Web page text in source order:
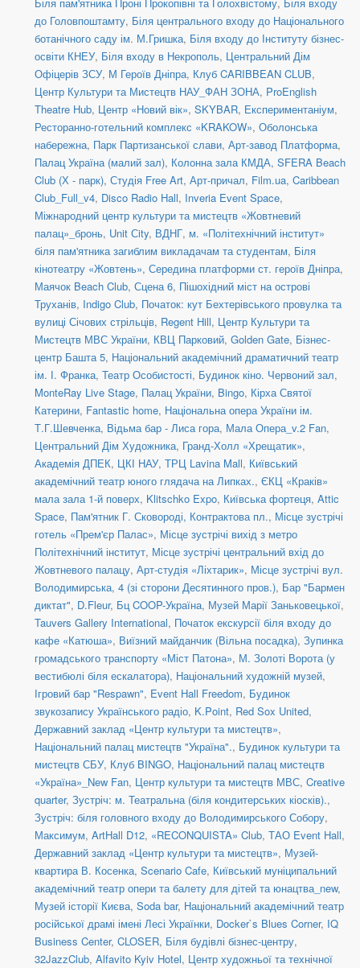
Біля пам'ятника Проні Прокопівні та Голохвістому, Біля входу
до Головпоштамту, Біля центрального входу до Національного
ботанічного саду ім. М.Гришка, Біля входу до Інституту бізнес-
освіти КНЕУ, Біля входу в Некрополь, Центральний Дім
Офіцерів ЗСУ, М Героїв Дніпра, Клуб CARIBBEAN CLUB,
Центр Культури та Мистецтв НАУ_ФАН ЗОНА, ProEnglish
Theatre Hub, Центр «Новий вік», SKYBAR, Експериментаніум,
Ресторанно-готельний комплекс «KRAKOW», Оболонська
набережна, Парк Партизанської слави, Арт-завод Платформа,
Палац Україна (малий зал), Колонна зала КМДА, SFERA Beach
Club (Х - парк), Студія Free Art, Арт-причал, Film.ua, Caribbean
Club_Full_v4, Disco Radio Hall, Inveria Event Space,
Міжнародний центр культури та мистецтв «Жовтневий
палац»_бронь, Unit Сity, ВДНГ, м. «Політехнічний інститут»
біля пам'ятника загиблим викладачам та студентам, Біля
кінотеатру «Жовтень», Середина платформи ст. героїв Дніпра,
Маячок Beach Club, Сцена 6, Пішохідний міст на острові
Труханів, Indigo Club, Початок: кут Бехтерівського провулка та
вулиці Січових стрільців, Regent Hill, Центр Культури та
Мистецтв МВС України, КВЦ Парковий, Golden Gate, Бізнес-
центр Башта 5, Національний академічний драматичний театр
ім. І. Франка, Театр Особистості, Будинок кіно. Червоний зал,
MonteRay Live Stage, Палац України, Bingo, Кірха Святої
Катерини, Fantastic home, Національна опера України ім.
Т.Г.Шевченка, Відьма бар - Лиса гора, Мала Опера_v.2 Fan,
Центральний Дім Художника, Гранд-Холл «Хрещатик»,
Академія ДПЕК, ЦКІ НАУ, ТРЦ Lavina Mall, Київський
академічний театр юного глядача на Липках., ЄКЦ «Краків»
мала зала 1-й поверх, Klitschko Expo, Київська фортеця, Attic
Space, Пам'ятник Г. Сковороді, Контрактова пл., Місце зустрічі
готель «Прем'єр Палас», Місце зустрічі вихід з метро
Політехнічний інститут, Місце зустрічі центральний вхід до
Жовтневого палацу, Арт-студія «Ліхтарик», Місце зустрічі вул.
Володимирська, 4 (зі сторони Десятинного пров.), Бар "Бармен
диктат", D.Fleur, Бц COOP-Україна, Музей Марії Заньковецької,
Tauvers Gallery International, Початок екскурсії біля входу до
кафе «Катюша», Виїзний майданчик (Вільна посадка), Зупинка
громадського транспорту «Міст Патона», М. Золоті Ворота (у
вестибюлі біля ескалатора), Національний художній музей,
Ігровий бар "Respawn", Event Hall Freedom, Будинок
звукозапису Українського радіо, K.Point, Red Sox United,
Державний заклад «Центр культури та мистецтв»,
Національний палац мистецтв "Україна"., Будинок культури та
мистецтв СБУ, Клуб BINGO, Національний палац мистецтв
«Україна»_New Fan, Центр культури та мистецтв МВС, Creative
quarter, Зустріч: м. Театральна (біля кондитерських кіосків).,
Зустріч: біля головного входу до Володимирського Собору,
Максимум, ArtHall D12, «RECONQUISTA» Club, ТАО Event Hall,
Державний заклад «Центр культури та мистецтв», Музей-
квартира В. Косенка, Scenario Cafe, Київський муніципальний
академічний театр опери та балету для дітей та юнацтва_new,
Музей історії Києва, Soda bar, Національний академічний театр
російської драмі імені Лесі Українки, Docker`s Blues Corner, IQ
Business Center, CLOSER, Біля будівлі бізнес-центру,
32JazzClub, Alfavito Kyiv Hotel, Центр художньої та технічної